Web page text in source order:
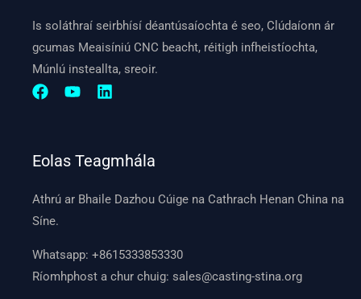
Is soláthraí seirbhísí déantúsaíochta é seo, Clúdaíonn ár
gcumas Meaisíniú CNC beacht, réitigh infheistíochta,
Múnlú insteallta, sreoir.
Eolas Teagmhála
Athrú ar Bhaile Dazhou Cúige na Cathrach Henan China na
Síne.
Whatsapp:+8615333853330
Ríomhphost a chur chuig:sales@casting-stina.org